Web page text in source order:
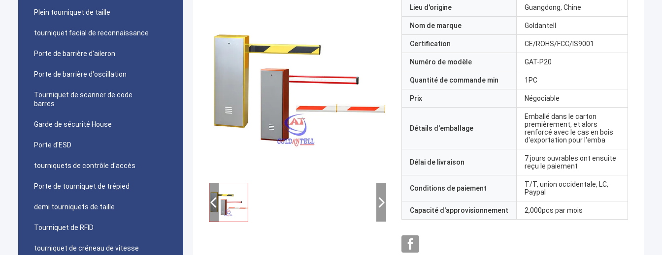
Plein tourniquet de taille
tourniquet facial de reconnaissance
Porte de barrière d'aileron
Porte de barrière d'oscillation
Tourniquet de scanner de code
barres
Garde de sécurité House
Porte d'ESD
tourniquets de contrôle d'accès
Porte de tourniquet de trépied
demi tourniquets de taille
Tourniquet de RFID
tourniquet de créneau de vitesse
Lieu d'origine Guangdong, Chine
Nom de marque Goldantell
Certification CE/ROHS/FCC/IS9001
Numéro de modèle GAT-P20
Quantité de commande min 1PC
Prix Négociable
Détails d'emballage
Emballé dans le carton
premièrement, et alors
renforcé avec le cas en bois
d'exportation pour l'emba
Délai de livraison
7 jours ouvrables ont ensuite
reçu le paiement
Conditions de paiement
T/T, union occidentale, LC,
Paypal
Capacité d'approvisionnement 2,000pcs par mois